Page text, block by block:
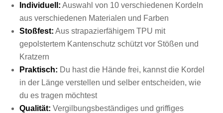
Individuell: Auswahl von 10 verschiedenen Kordeln
aus verschiedenen Materialen und Farben
Stoßfest: Aus strapazierfähigem TPU mit
gepolstertem Kantenschutz schützt vor Stößen und
Kratzern
Praktisch: Du hast die Hände frei, kannst die Kordel
in der Länge verstellen und selber entscheiden, wie
du es tragen möchtest
Qualität: Vergilbungsbeständiges und griffiges